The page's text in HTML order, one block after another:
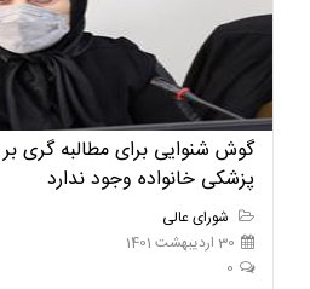
گوش شنوایی برای مطالبه گری
پزشکی خانواده وجود ندارد
شورای عالی
30 اردیبهشت 1401
0